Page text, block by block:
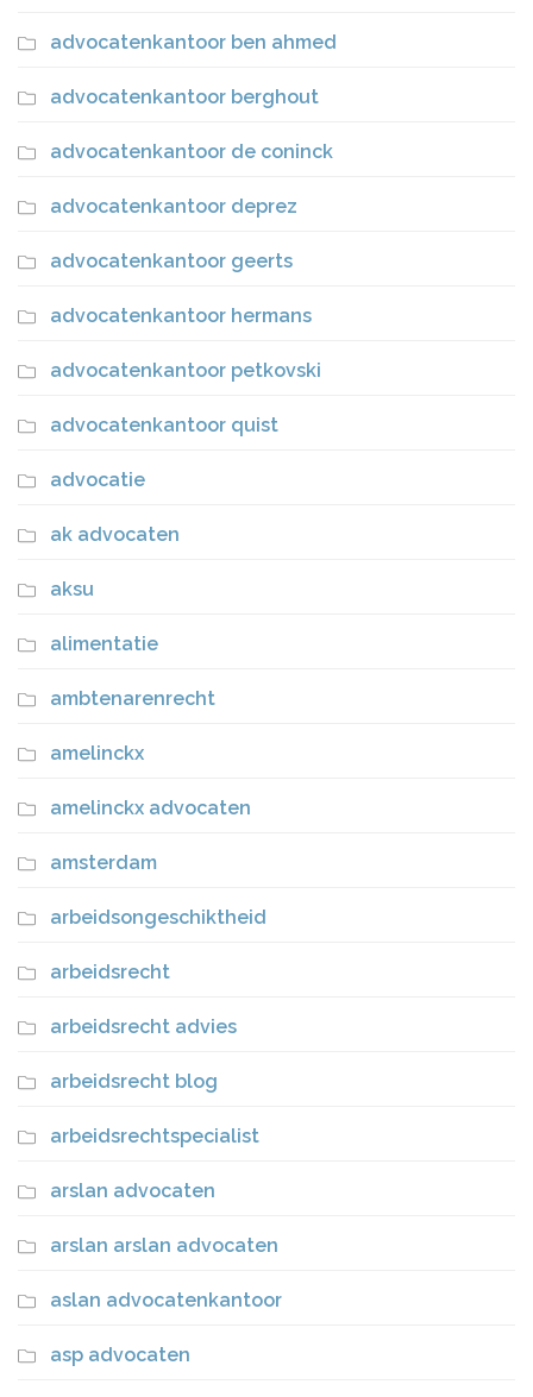
advocatenkantoor ben ahmed
advocatenkantoor berghout
advocatenkantoor de coninck
advocatenkantoor deprez
advocatenkantoor geerts
advocatenkantoor hermans
advocatenkantoor petkovski
advocatenkantoor quist
advocatie
ak advocaten
aksu
alimentatie
ambtenarenrecht
amelinckx
amelinckx advocaten
amsterdam
arbeidsongeschiktheid
arbeidsrecht
arbeidsrecht advies
arbeidsrecht blog
arbeidsrechtspecialist
arslan advocaten
arslan arslan advocaten
aslan advocatenkantoor
asp advocaten